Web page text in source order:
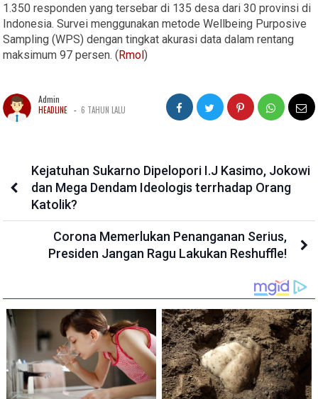
1.350 responden yang tersebar di 135 desa dari 30 provinsi di
Indonesia. Survei menggunakan metode Wellbeing Purposive
Sampling (WPS) dengan tingkat akurasi data dalam rentang
maksimum 97 persen. (Rmol)
Admin
HEADLINE - 6 TAHUN LALU
Kejatuhan Sukarno Dipelopori I.J Kasimo, Jokowi
dan Mega Dendam Ideologis terrhadap Orang
Katolik?
Corona Memerlukan Penanganan Serius,
Presiden Jangan Ragu Lakukan Reshuffle!